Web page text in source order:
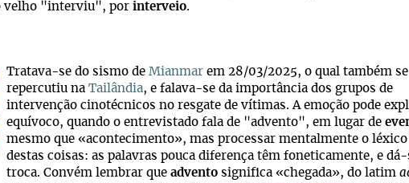
velho "interviu", por interveio.
Tratava-se do sismo de Mianmar em 28/03/2025, o qual também se
repercutiu na Tailândia, e falava-se da importância dos grupos de
intervenção cinotécnicos no resgate de vítimas. A emoção pode
equívoco, quando o entrevistado fala de "advento", em lugar de
mesmo que «acontecimento», mas processar mentalmente o
destas coisas: as palavras pouca diferença têm foneticamente, e dá-
troca. Convém lembrar que advento significa «chegada», do latim